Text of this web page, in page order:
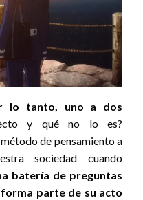
lo tanto, uno a dos
y qué no lo es?
de pensamiento a
sociedad cuando
batería de preguntas
parte de su acto